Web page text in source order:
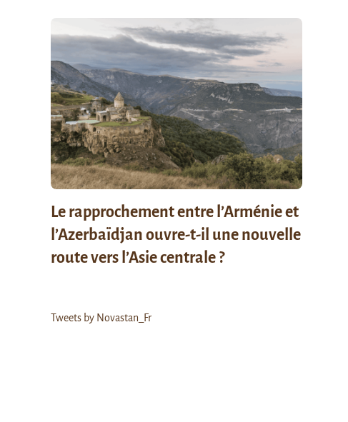
Le rapprochement entre l’Arménie et
l’Azerbaïdjan ouvre-t-il une nouvelle
route vers l’Asie centrale ?
Tweets by Novastan_Fr